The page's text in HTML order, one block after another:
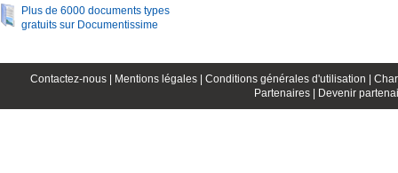
Plus de 6000 documents types
gratuits sur Documentissime
Contactez-nous | Mentions légales | Conditions générales d'utilisation |
Partenaires |
Devenir